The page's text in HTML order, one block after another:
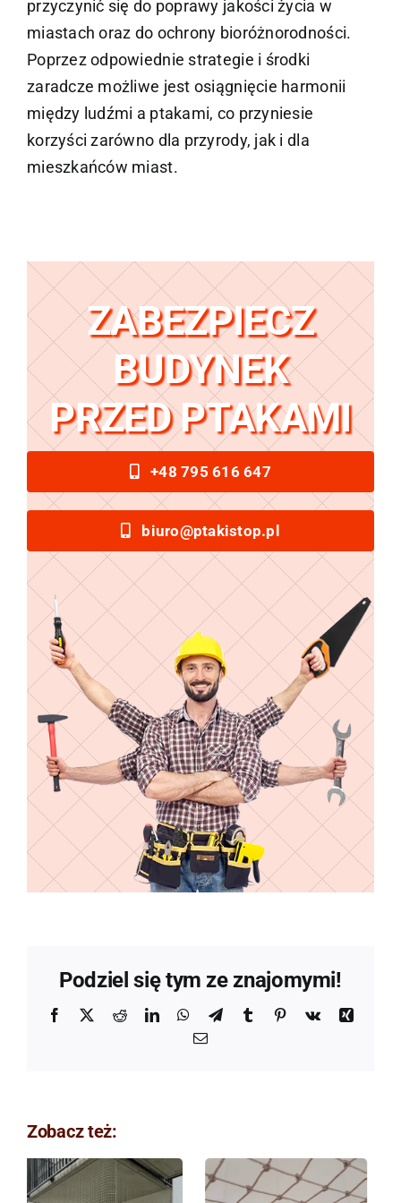
przyczynić się do poprawy jakości życia w
miastach oraz do ochrony bioróżnorodności.
Poprzez odpowiednie strategie i środki
zaradcze możliwe jest osiągnięcie harmonii
między ludźmi a ptakami, co przyniesie
korzyści zarówno dla przyrody, jak i dla
mieszkańców miast.
ZABEZPIECZ
BUDYNEK
PRZED PTAKAMI
+48 795 616 647
biuro@ptakistop.pl
Podziel się tym ze znajomymi!
Facebook RedditLinkedInWhatsApp
TelegramTumblr Pinterest
Vk
Xing
Email
Zobacz też: